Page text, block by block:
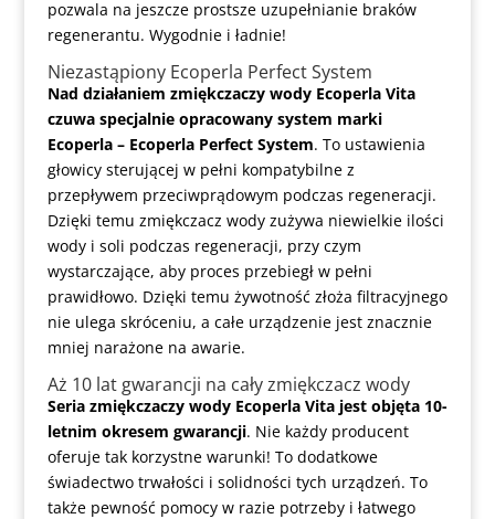
pozwala na jeszcze prostsze uzupełnianie braków
regenerantu. Wygodnie i ładnie!
Niezastąpiony Ecoperla Perfect System
Nad działaniem zmiękczaczy wody Ecoperla Vita
czuwa specjalnie opracowany system marki
Ecoperla – Ecoperla Perfect System. To ustawienia
głowicy sterującej w pełni kompatybilne z
przepływem przeciwprądowym podczas regeneracji.
Dzięki temu zmiękczacz wody zużywa niewielkie ilości
wody i soli podczas regeneracji, przy czym
wystarczające, aby proces przebiegł w pełni
prawidłowo. Dzięki temu żywotność złoża filtracyjnego
nie ulega skróceniu, a całe urządzenie jest znacznie
mniej narażone na awarie.
Aż 10 lat gwarancji na cały zmiękczacz wody
Seria zmiękczaczy wody Ecoperla Vita jest objęta 10-
letnim okresem gwarancji. Nie każdy producent
oferuje tak korzystne warunki! To dodatkowe
świadectwo trwałości i solidności tych urządzeń. To
także pewność pomocy w razie potrzeby i łatwego